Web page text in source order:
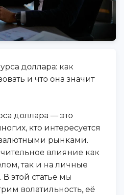
доллара: как
и что она значит
доллара — это
кто интересуется
рынками.
влияние как
так и на личные
этой статье мы
волатильность, её